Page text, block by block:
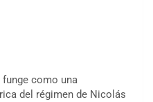
funge como una
del régimen de Nicolás